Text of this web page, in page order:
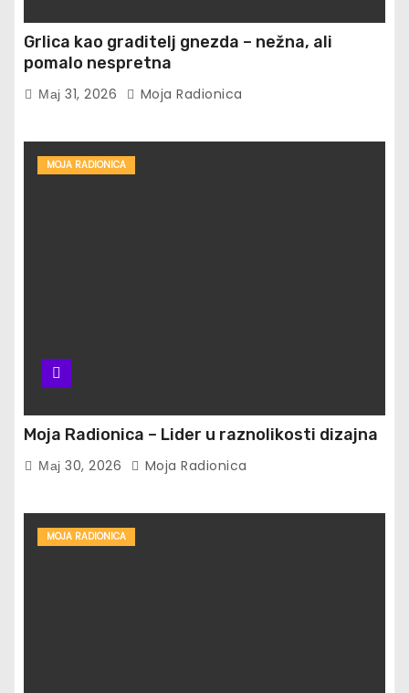
Grlica kao graditelj gnezda – nežna, ali
pomalo nespretna
Мај 31, 2026 Moja Radionica
MOJA RADIONICA
Moja Radionica – Lider u raznolikosti dizajna
Мај 30, 2026 Moja Radionica
MOJA RADIONICA